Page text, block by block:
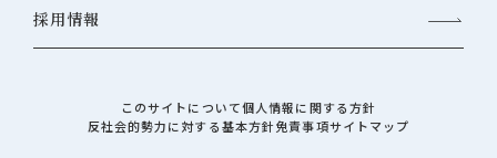
採用情報
このサイトについて個人情報に関する方針
反社会的勢力に対する基本方針免責事項サイトマップ